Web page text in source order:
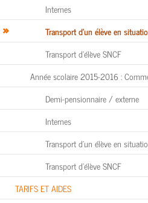
Internes
Transport d’un élève en
Transport d’élève SNCF
Année scolaire 2015-2016 :
Demi-pensionnaire / externe
Internes
Transport d’un élève en
Transport d’élève SNCF
TARIFS ET AIDES